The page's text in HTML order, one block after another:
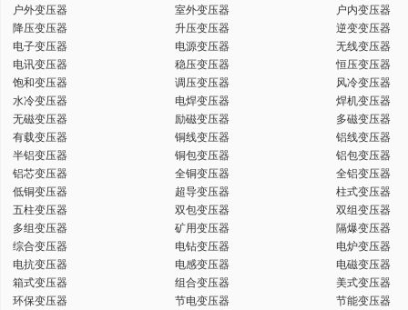
词
户外变压器
室外变压器
户内变压器
降压变压器
升压变压器
逆变变压器
电子变压器
电源变压器
无线变压器
电讯变压器
稳压变压器
恒压变压器
饱和变压器
调压变压器
风冷变压器
水冷变压器
电焊变压器
焊机变压器
无磁变压器
励磁变压器
多磁变压器
有载变压器
铜线变压器
铝线变压器
半铝变压器
铜包变压器
铝包变压器
铝芯变压器
全铜变压器
全铝变压器
低铜变压器
超导变压器
柱式变压器
五柱变压器
双包变压器
双组变压器
多组变压器
矿用变压器
隔爆变压器
综合变压器
电钻变压器
电炉变压器
电抗变压器
电感变压器
电磁变压器
箱式变压器
组合变压器
美式变压器
环保变压器
节电变压器
节能变压器